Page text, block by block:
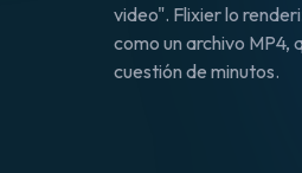
video". Flixier lo
como un archivo MP4,
cuestión de minutos.